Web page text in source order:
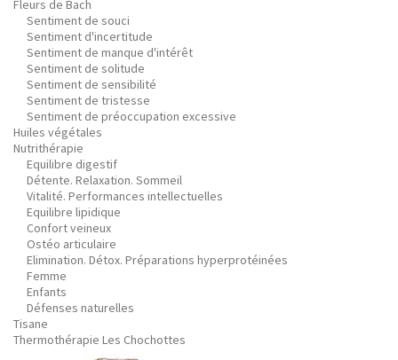
Fleurs de Bach
Sentiment de souci
Sentiment d'incertitude
Sentiment de manque d'intérêt
Sentiment de solitude
Sentiment de sensibilité
Sentiment de tristesse
Sentiment de préoccupation excessive
Huiles végétales
Nutrithérapie
Equilibre digestif
Détente. Relaxation. Sommeil
Vitalité. Performances intellectuelles
Equilibre lipidique
Confort veineux
Ostéo articulaire
Elimination. Détox. Préparations hyperprotéinées
Femme
Enfants
Défenses naturelles
Tisane
Thermothérapie Les Chochottes